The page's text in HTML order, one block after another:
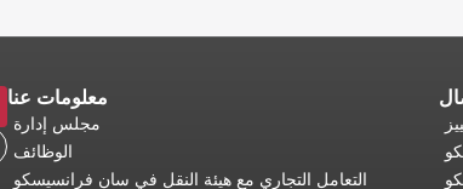
معلومات عنا
مجلس إدارة
الوظائف
التعامل التجاري مع هيئة النقل في سان فرانسيسكو